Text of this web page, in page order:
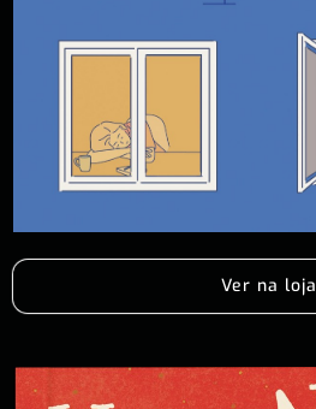
Ver na loja